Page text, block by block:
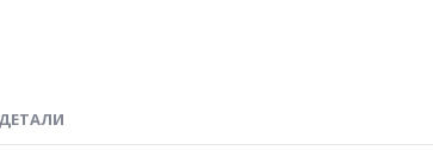
ДЕТАЛИ